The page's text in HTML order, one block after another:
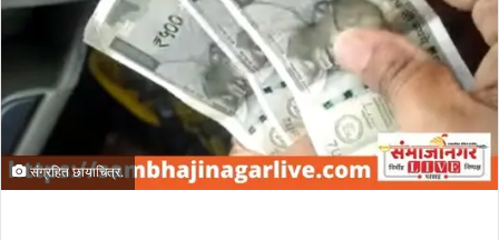
संग्रहित छायाचित्र.